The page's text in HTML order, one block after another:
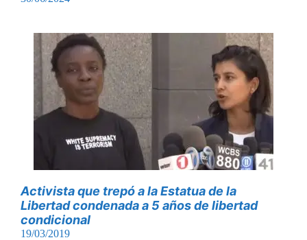
Activista que trepó a la Estatua de la
Libertad condenada a 5 años de libertad
condicional
19/03/2019